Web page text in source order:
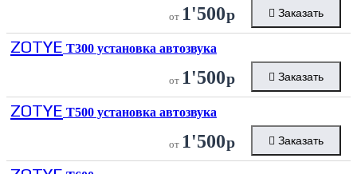
от 1'500р Заказать
ZOTYE T300 установка автозвука
от 1'500р Заказать
ZOTYE T500 установка автозвука
от 1'500р Заказать